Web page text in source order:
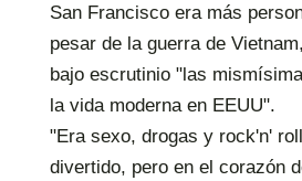
San Francisco era más
pesar de la guerra de
bajo escrutinio "las
la vida moderna en EEUU".
"Era sexo, drogas y rock'n'
divertido, pero en el corazón